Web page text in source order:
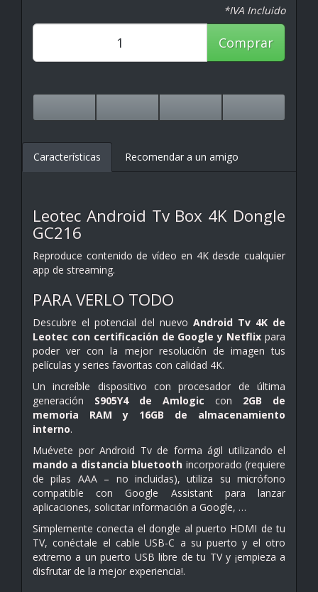
*IVA Incluido
Comprar
Características Recomendar a un amigo
Leotec Android Tv Box 4K Dongle
GC216
Reproduce contenido de vídeo en 4K desde cualquier
app de streaming.
PARA VERLO TODO
Descubre el potencial del nuevo Android Tv 4K de
Leotec con certificación de Google y Netflix para
poder ver con la mejor resolución de imagen tus
películas y series favoritas con calidad 4K.
Un increíble dispositivo con procesador de última
generación S905Y4 de Amlogic con 2GB de
memoria RAM y 16GB de almacenamiento
interno.
Muévete por Android Tv de forma ágil utilizando el
mando a distancia bluetooth incorporado (requiere
de pilas AAA – no incluidas), utiliza su micrófono
compatible con Google Assistant para lanzar
aplicaciones, solicitar información a Google, …
Simplemente conecta el dongle al puerto HDMI de tu
TV, conéctale el cable USB-C a su puerto y el otro
extremo a un puerto USB libre de tu TV y ¡empieza a
disfrutar de la mejor experiencia!.